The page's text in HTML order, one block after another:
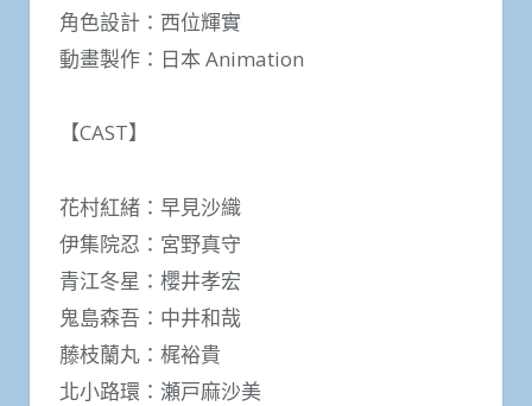
角色設計：西位輝實
動畫製作：日本 Animation
【CAST】
花村紅緒：早見沙織
伊集院忍：宮野真守
青江冬星：櫻井孝宏
鬼島森吾：中井和哉
藤枝蘭丸：梶裕貴
北小路環：瀬戸麻沙美